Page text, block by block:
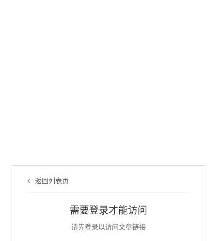
← 返回列表页
需要登录才能访问
请先登录以访问文章链接